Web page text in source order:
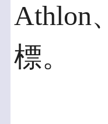
Athlon
標。